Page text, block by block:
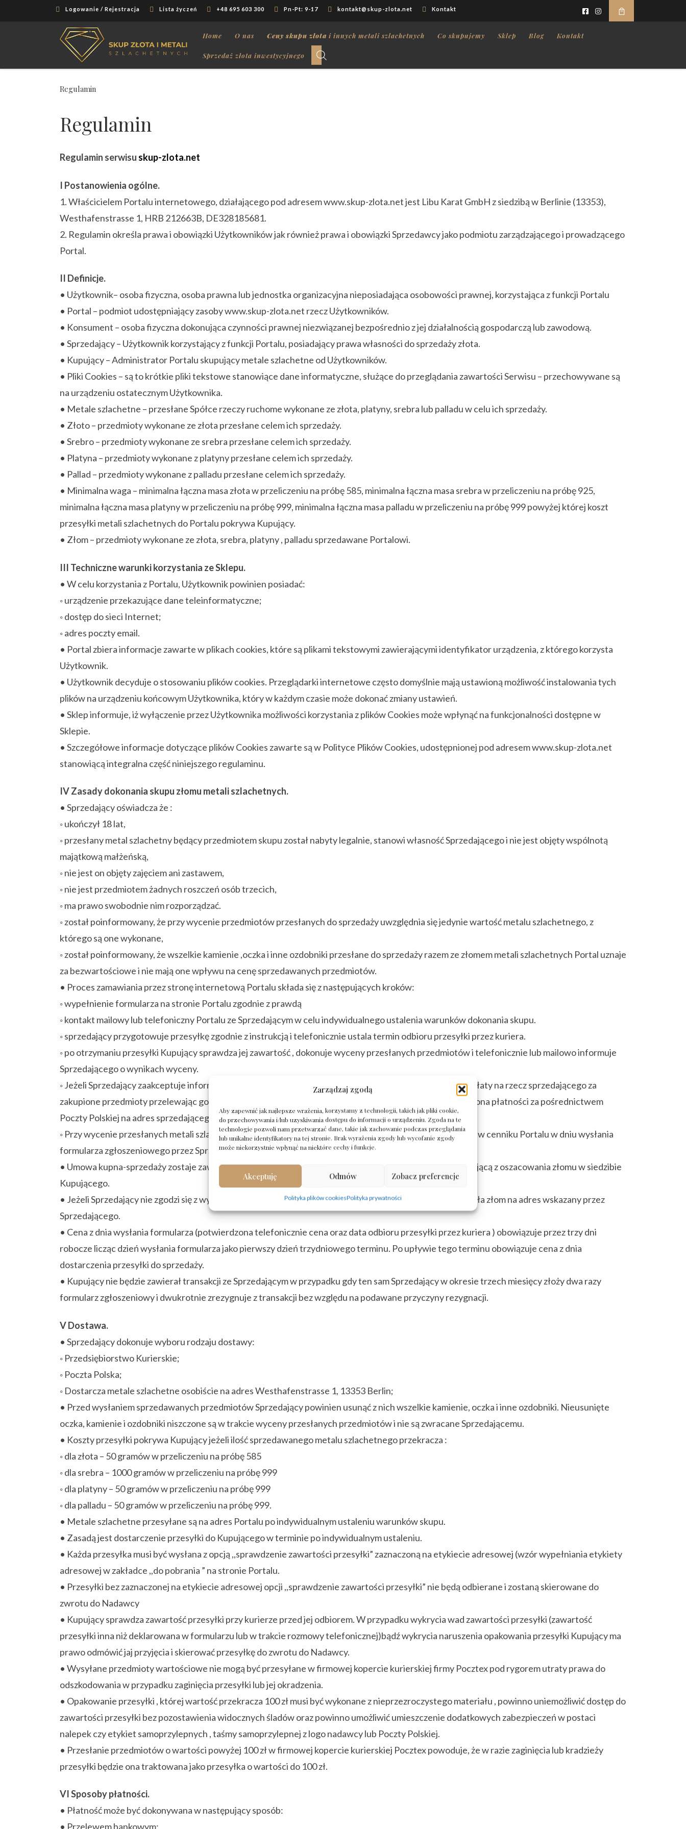
Zarządzaj zgodą
Aby zapewnić jak najlepsze wrażenia, korzystamy z technologii, takich jak pliki cookie,
do przechowywania i/lub uzyskiwania dostępu do informacji o urządzeniu. Zgoda na te
technologie pozwoli nam przetwarzać dane, takie jak zachowanie podczas przeglądania
lub unikalne identyfikatory na tej stronie. Brak wyrażenia zgody lub wycofanie zgody
może niekorzystnie wpłynąć na niektóre cechy i funkcje.
Akceptuję Odmów Zobacz preferencje
Polityka plików cookiesPolityka prywatności
Skip to content
Logowanie / Rejestracja Lista życzeń +48 695 603 300 Pn-Pt: 9-17 kontakt@skup-zlota.net Kontakt
Home O nas Ceny skupu złota i innych metali szlachetnych Co skupujemy Sklep Blog Kontakt
Sprzedaż złota inwestycyjnego
Regulamin
Regulamin
Regulamin serwisu skup-zlota.net
I Postanowienia ogólne.
1. Właścicielem Portalu internetowego, działającego pod adresem www.skup-zlota.net jest Libu Karat GmbH z siedzibą w Berlinie (13353),
Westhafenstrasse 1, HRB 212663B, DE328185681.
2. Regulamin określa prawa i obowiązki Użytkowników jak również prawa i obowiązki Sprzedawcy jako podmiotu zarządzającego i prowadzącego
Portal.
II Definicje.
• Użytkownik– osoba fizyczna, osoba prawna lub jednostka organizacyjna nieposiadająca osobowości prawnej, korzystająca z funkcji Portalu
• Portal – podmiot udostępniający zasoby www.skup-zlota.net rzecz Użytkowników.
• Konsument – osoba fizyczna dokonująca czynności prawnej niezwiązanej bezpośrednio z jej działalnością gospodarczą lub zawodową.
• Sprzedający – Użytkownik korzystający z funkcji Portalu, posiadający prawa własności do sprzedaży złota.
• Kupujący – Administrator Portalu skupujący metale szlachetne od Użytkowników.
• Pliki Cookies – są to krótkie pliki tekstowe stanowiące dane informatyczne, służące do przeglądania zawartości Serwisu – przechowywane są
na urządzeniu ostatecznym Użytkownika.
• Metale szlachetne – przesłane Spółce rzeczy ruchome wykonane ze złota, platyny, srebra lub palladu w celu ich sprzedaży.
• Złoto – przedmioty wykonane ze złota przesłane celem ich sprzedaży.
• Srebro – przedmioty wykonane ze srebra przesłane celem ich sprzedaży.
• Platyna – przedmioty wykonane z platyny przesłane celem ich sprzedaży.
• Pallad – przedmioty wykonane z palladu przesłane celem ich sprzedaży.
• Minimalna waga – minimalna łączna masa złota w przeliczeniu na próbę 585, minimalna łączna masa srebra w przeliczeniu na próbę 925,
minimalna łączna masa platyny w przeliczeniu na próbę 999, minimalna łączna masa palladu w przeliczeniu na próbę 999 powyżej której koszt
przesyłki metali szlachetnych do Portalu pokrywa Kupujący.
• Złom – przedmioty wykonane ze złota, srebra, platyny , palladu sprzedawane Portalowi.
III Techniczne warunki korzystania ze Sklepu.
• W celu korzystania z Portalu, Użytkownik powinien posiadać:
◦ urządzenie przekazujące dane teleinformatyczne;
◦ dostęp do sieci Internet;
◦ adres poczty email.
• Portal zbiera informacje zawarte w plikach cookies, które są plikami tekstowymi zawierającymi identyfikator urządzenia, z którego korzysta
Użytkownik.
• Użytkownik decyduje o stosowaniu plików cookies. Przeglądarki internetowe często domyślnie mają ustawioną możliwość instalowania tych
plików na urządzeniu końcowym Użytkownika, który w każdym czasie może dokonać zmiany ustawień.
• Sklep informuje, iż wyłączenie przez Użytkownika możliwości korzystania z plików Cookies może wpłynąć na funkcjonalności dostępne w
Sklepie.
• Szczegółowe informacje dotyczące plików Cookies zawarte są w Polityce Plików Cookies, udostępnionej pod adresem www.skup-zlota.net
stanowiącą integralna część niniejszego regulaminu.
IV Zasady dokonania skupu złomu metali szlachetnych.
• Sprzedający oświadcza że :
◦ ukończył 18 lat,
◦ przesłany metal szlachetny będący przedmiotem skupu został nabyty legalnie, stanowi własność Sprzedającego i nie jest objęty wspólnotą
majątkową małżeńską,
◦ nie jest on objęty zajęciem ani zastawem,
◦ nie jest przedmiotem żadnych roszczeń osób trzecich,
◦ ma prawo swobodnie nim rozporządzać.
◦ został poinformowany, że przy wycenie przedmiotów przesłanych do sprzedaży uwzględnia się jedynie wartość metalu szlachetnego, z
którego są one wykonane,
◦ został poinformowany, że wszelkie kamienie ,oczka i inne ozdobniki przesłane do sprzedaży razem ze złomem metali szlachetnych Portal uznaje
za bezwartościowe i nie mają one wpływu na cenę sprzedawanych przedmiotów.
• Proces zamawiania przez stronę internetową Portalu składa się z następujących kroków:
◦ wypełnienie formularza na stronie Portalu zgodnie z prawdą
◦ kontakt mailowy lub telefoniczny Portalu ze Sprzedającym w celu indywidualnego ustalenia warunków dokonania skupu.
◦ sprzedający przygotowuje przesyłkę zgodnie z instrukcją i telefonicznie ustala termin odbioru przesyłki przez kuriera.
◦ po otrzymaniu przesyłki Kupujący sprawdza jej zawartość , dokonuje wyceny przesłanych przedmiotów i telefonicznie lub mailowo informuje
Sprzedającego o wynikach wyceny.
◦ Jeżeli Sprzedający zaakceptuje informacje o wycenie, Kupujący w dniu oszacowania przesyłki dokona zapłaty na rzecz sprzedającego za
zakupione przedmioty przelewając gotówkę na wskazany przez Sprzedającego rachunek bankowy lub dokona płatności za pośrednictwem
Poczty Polskiej na adres sprzedającego.
◦ Przy wycenie przesłanych metali szlachetnych bierze się pod uwagę ich próbę , masę oraz cenę określoną w cenniku Portalu w dniu wysłania
formularza zgłoszeniowego przez Sprzedającego.
• Umowa kupna-sprzedaży zostaje zawarta w chwili wyrażenia zgody przez Sprzedającego na cenę wynikającą z oszacowania złomu w siedzibie
Kupującego.
• Jeżeli Sprzedający nie zgodzi się z wyceną Kupującego dot. przesłanego złomu, Portal niezwłocznie odsyła złom na adres wskazany przez
Sprzedającego.
• Cena z dnia wysłania formularza (potwierdzona telefonicznie cena oraz data odbioru przesyłki przez kuriera ) obowiązuje przez trzy dni
robocze licząc dzień wysłania formularza jako pierwszy dzień trzydniowego terminu. Po upływie tego terminu obowiązuje cena z dnia
dostarczenia przesyłki do sprzedaży.
• Kupujący nie będzie zawierał transakcji ze Sprzedającym w przypadku gdy ten sam Sprzedający w okresie trzech miesięcy złoży dwa razy
formularz zgłoszeniowy i dwukrotnie zrezygnuje z transakcji bez względu na podawane przyczyny rezygnacji.
V Dostawa.
• Sprzedający dokonuje wyboru rodzaju dostawy:
◦ Przedsiębiorstwo Kurierskie;
◦ Poczta Polska;
◦ Dostarcza metale szlachetne osobiście na adres Westhafenstrasse 1, 13353 Berlin;
• Przed wysłaniem sprzedawanych przedmiotów Sprzedający powinien usunąć z nich wszelkie kamienie, oczka i inne ozdobniki. Nieusunięte
oczka, kamienie i ozdobniki niszczone są w trakcie wyceny przesłanych przedmiotów i nie są zwracane Sprzedającemu.
• Koszty przesyłki pokrywa Kupujący jeżeli ilość sprzedawanego metalu szlachetnego przekracza :
◦ dla złota – 50 gramów w przeliczeniu na próbę 585
◦ dla srebra – 1000 gramów w przeliczeniu na próbę 999
◦ dla platyny – 50 gramów w przeliczeniu na próbę 999
◦ dla palladu – 50 gramów w przeliczeniu na próbę 999.
• Metale szlachetne przesyłane są na adres Portalu po indywidualnym ustaleniu warunków skupu.
• Zasadą jest dostarczenie przesyłki do Kupującego w terminie po indywidualnym ustaleniu.
• Każda przesyłka musi być wysłana z opcją ,,sprawdzenie zawartości przesyłki” zaznaczoną na etykiecie adresowej (wzór wypełniania etykiety
adresowej w zakładce ,,do pobrania ” na stronie Portalu.
• Przesyłki bez zaznaczonej na etykiecie adresowej opcji ,,sprawdzenie zawartości przesyłki” nie będą odbierane i zostaną skierowane do
zwrotu do Nadawcy
• Kupujący sprawdza zawartość przesyłki przy kurierze przed jej odbiorem. W przypadku wykrycia wad zawartości przesyłki (zawartość
przesyłki inna niż deklarowana w formularzu lub w trakcie rozmowy telefonicznej)bądź wykrycia naruszenia opakowania przesyłki Kupujący ma
prawo odmówić jaj przyjęcia i skierować przesyłkę do zwrotu do Nadawcy.
• Wysyłane przedmioty wartościowe nie mogą być przesyłane w firmowej kopercie kurierskiej firmy Pocztex pod rygorem utraty prawa do
odszkodowania w przypadku zaginięcia przesyłki lub jej okradzenia.
• Opakowanie przesyłki , której wartość przekracza 100 zł musi być wykonane z nieprzezroczystego materiału , powinno uniemożliwić dostęp do
zawartości przesyłki bez pozostawienia widocznych śladów oraz powinno umożliwić umieszczenie dodatkowych zabezpieczeń w postaci
nalepek czy etykiet samoprzylepnych , taśmy samoprzylepnej z logo nadawcy lub Poczty Polskiej.
• Przesłanie przedmiotów o wartości powyżej 100 zł w firmowej kopercie kurierskiej Pocztex powoduje, że w razie zaginięcia lub kradzieży
przesyłki będzie ona traktowana jako przesyłka o wartości do 100 zł.
VI Sposoby płatności.
• Płatność może być dokonywana w następujący sposób:
• Przelewem bankowym;